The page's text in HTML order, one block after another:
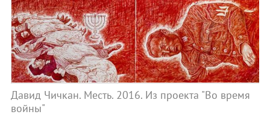
Давид Чичкан. Месть. 2016. Из проекта "Во время
войны"